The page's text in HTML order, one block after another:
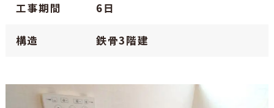
工事期間 6日
構造 鉄骨3階建